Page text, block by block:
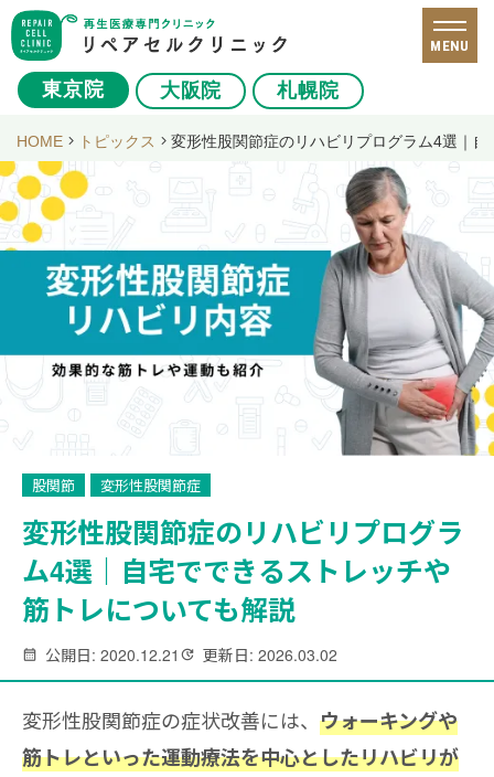
東京院 大阪院 札幌院
MENU
HOME トピックス 変形性股関節症のリハビリプログラム4選｜
股関節 変形性股関節症
変形性股関節症のリハビリプログラ
ム4選｜自宅でできるストレッチや
筋トレについても解説
公開日: 2020.12.21 更新日: 2026.03.02
変形性股関節症の症状改善には、 ウォーキングや
筋トレといった運動療法を中心としたリハビリが